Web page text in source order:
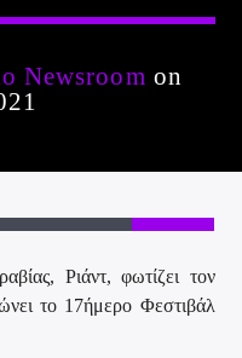
Newsroom on
Ριάντ, φωτίζει τον
το 17ήμερο Φεστιβάλ